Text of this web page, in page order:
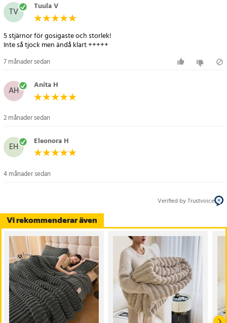
Vi rekommenderar även
TV Tuula V
5 stjärnor för gosigaste och storlek!
7 månader sedan
AH Anita H
2 månader sedan
EH Eleonora H
4 månader sedan
Verified by Trustvoice